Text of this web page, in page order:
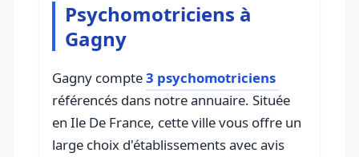
Psychomotriciens à
Gagny
Gagny compte3 psychomotriciens
référencés dans notre annuaire. Située
en Ile De France, cette ville vous offre un
large choix d'établissements avec avis